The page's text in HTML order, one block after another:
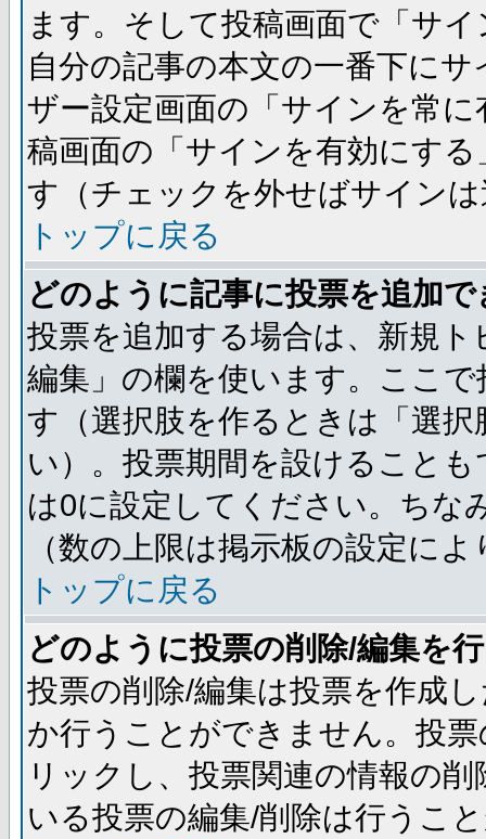
ます。そして投稿画面で「サ
自分の記事の本文の一番下に
ザー設定画面の「サインを常
稿画面の「サインを有効にす
す（チェックを外せばサイン
トップに戻る
どのように記事に投票を追加
投票を追加する場合は、新規
編集」の欄を使います。ここ
す（選択肢を作るときは「選
い）。投票期間を設けること
は0に設定してください。ちな
（数の上限は掲示板の設定に
トップに戻る
どのように投票の削除/編集を
投票の削除/編集は投票を作成
か行うことができません。投
リックし、投票関連の情報の
いる投票の編集/削除は行うこ